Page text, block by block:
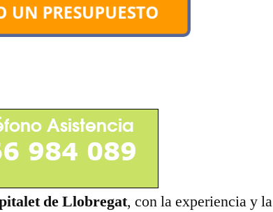
de Llobregat, con la experiencia y la